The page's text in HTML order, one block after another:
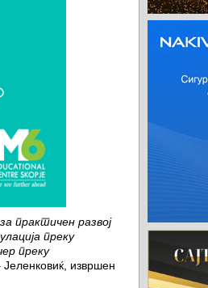
практичен развој
преку
преку
извршен